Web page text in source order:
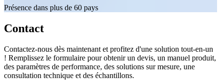
Présence dans plus de 60 pays
Contact
Contactez-nous dès maintenant et profitez d'une solution tout-en-un
! Remplissez le formulaire pour obtenir un devis, un manuel produit,
des paramètres de performance, des solutions sur mesure, une
consultation technique et des échantillons.